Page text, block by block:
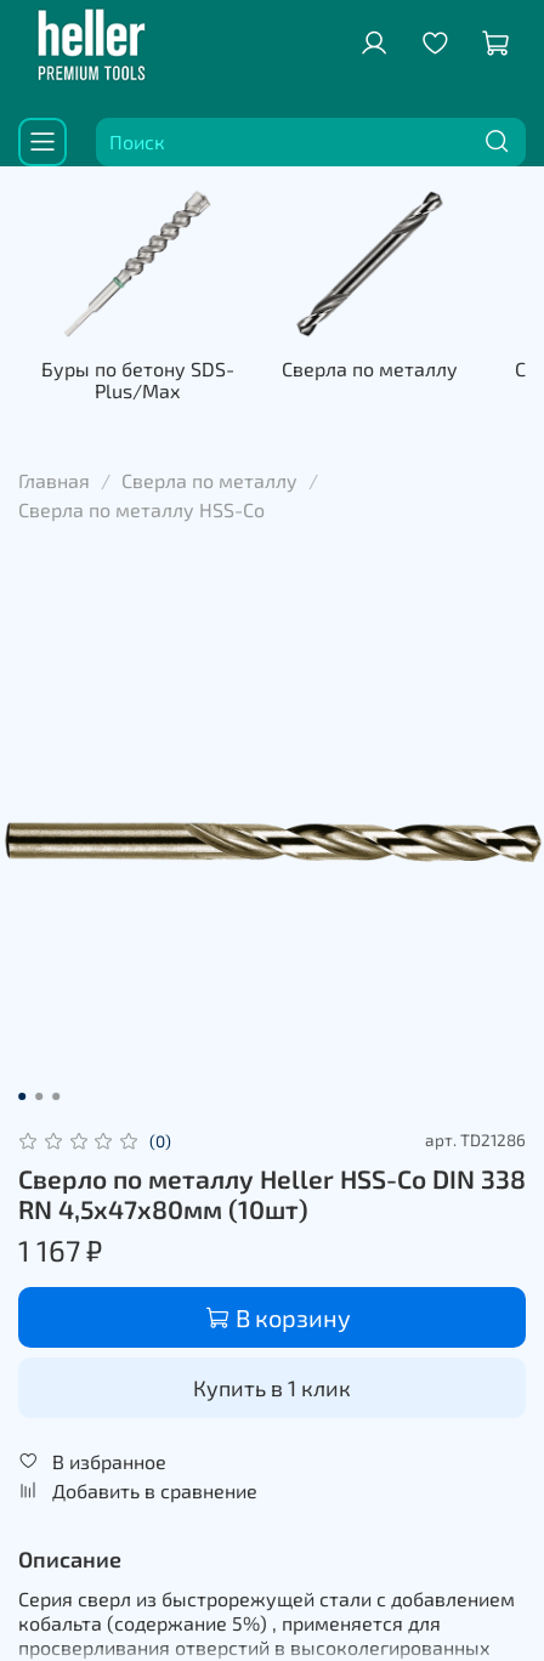
Буры по бетону SDS-
Plus/Max
Сверла по металлу
Главная
Сверла по металлу
Сверла по металлу HSS-Co
(0) арт. TD21286
Сверло по металлу Heller HSS-Co DIN 338
RN 4,5x47x80мм (10шт)
1 167 ₽
В корзину
Купить в 1 клик
В избранное
Добавить в сравнение
Описание
Серия сверл из быстрорежущей стали с добавлением
кобальта (содержание 5%) , применяется для
просверливания отверстий в высоколегированных